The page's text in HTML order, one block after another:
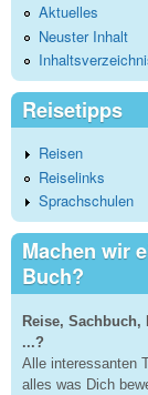
Aktuelles
Neuster Inhalt
Reisetipps
Reisen
Reiselinks
Sprachschulen
Machen wir
Buch?
Reise,
...?
Alle interessanten
alles was Dich